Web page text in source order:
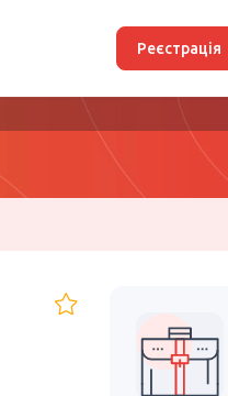
Реєстрація